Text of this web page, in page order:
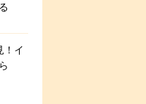
！イ